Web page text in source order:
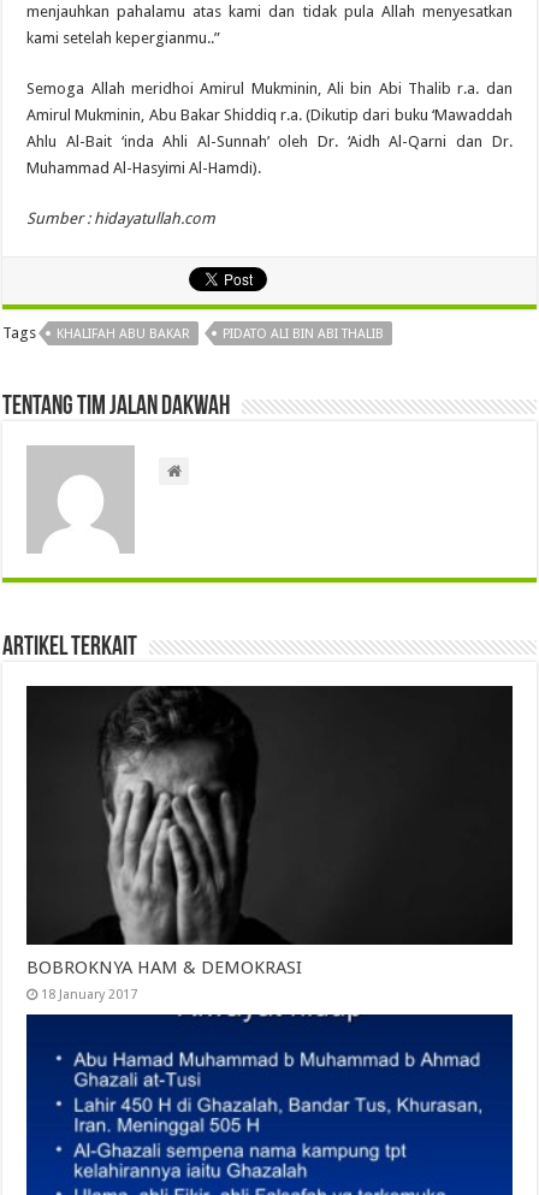
menjauhkan pahalamu atas kami dan tidak pula Allah menyesatkan
kami setelah kepergianmu..”
Semoga Allah meridhoi Amirul Mukminin, Ali bin Abi Thalib r.a. dan
Amirul Mukminin, Abu Bakar Shiddiq r.a. (Dikutip dari buku ‘Mawaddah
Ahlu Al-Bait ‘inda Ahli Al-Sunnah’ oleh Dr. ‘Aidh Al-Qarni dan Dr.
Muhammad Al-Hasyimi Al-Hamdi).
Sumber : hidayatullah.com
Tags KHALIFAH ABU BAKAR PIDATO ALI BIN ABI THALIB
Tentang Tim Jalan Dakwah
Artikel Terkait
BOBROKNYA HAM & DEMOKRASI
18 January 2017